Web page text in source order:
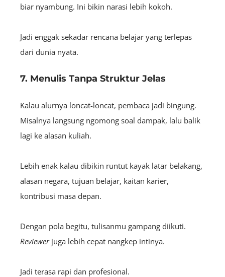
biar nyambung. Ini bikin narasi lebih kokoh.
Jadi enggak sekadar rencana belajar yang terlepas
dari dunia nyata.
7. Menulis Tanpa Struktur Jelas
Kalau alurnya loncat-loncat, pembaca jadi bingung.
Misalnya langsung ngomong soal dampak, lalu balik
lagi ke alasan kuliah.
Lebih enak kalau dibikin runtut kayak latar belakang,
alasan negara, tujuan belajar, kaitan karier,
kontribusi masa depan.
Dengan pola begitu, tulisanmu gampang diikuti.
Reviewerjuga lebih cepat nangkep intinya.
Jadi terasa rapi dan profesional.